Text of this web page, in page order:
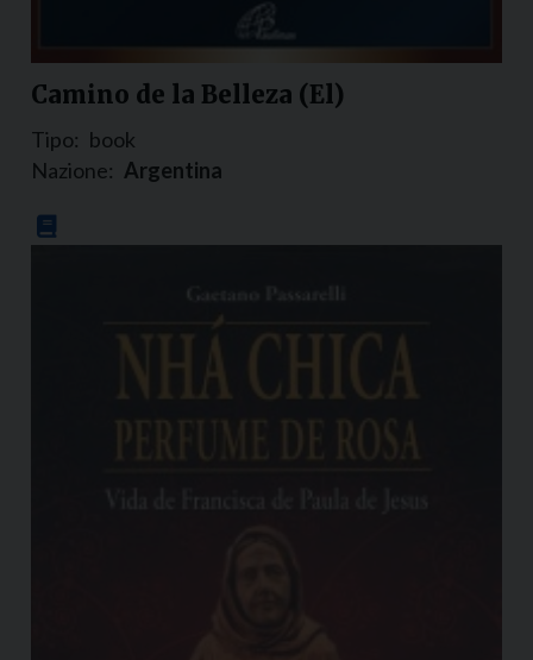
Camino de la Belleza (El)
Tipo: book
Nazione: Argentina